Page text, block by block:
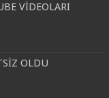
VİDEOLARI
OLDU